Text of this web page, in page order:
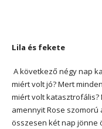
Lila és fekete
A következő négy nap
miért volt jó? Mert
miért volt
amennyit Rose
összesen két nap jönne